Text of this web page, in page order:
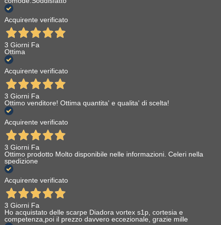
Acquirente verificato
3 Giorni Fa
Ottima
Acquirente verificato
3 Giorni Fa
Ottimo venditore! Ottima quantita' e qualita' di scelta!
Acquirente verificato
3 Giorni Fa
Ottimo prodotto Molto disponibile nelle informazioni. Celeri nella
spedizione
Acquirente verificato
3 Giorni Fa
Ho acquistato delle scarpe Diadora vortex s1p, cortesia e
competenza,poi il prezzo davvero eccezionale, grazie mille